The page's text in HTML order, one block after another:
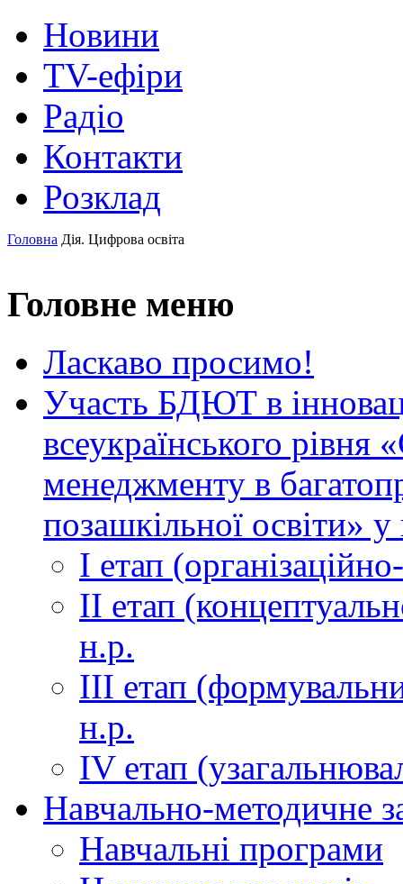
Новини
TV-ефіри
Радіо
Контакти
Розклад
Головна Дія. Цифрова освіта
Головне меню
Ласкаво просимо!
Участь БДЮТ в
всеукраїнського рівня
менеджменту в
позашкільної освіти»
І етап
ІІ етап
н.р.
ІІІ етап
н.р.
ІV етап
Навчально-методичне
Навчальні програми